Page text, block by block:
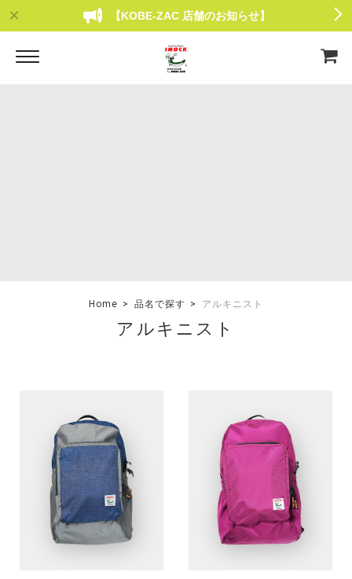
【KOBE-ZAC 店舗のお知らせ】
Home 品名で探す アルキニスト
アルキニスト